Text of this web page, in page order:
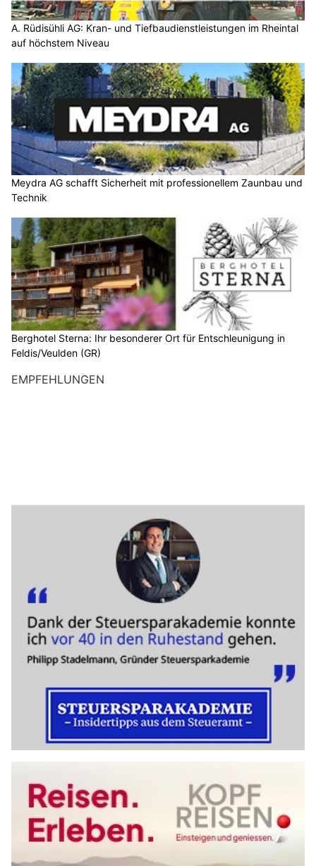
A. Rüdisühli AG: Kran- und Tiefbaudienstleistungen im Rheintal
auf höchstem Niveau
Meydra AG schafft Sicherheit mit professionellem Zaunbau und
Technik
Berghotel Sterna: Ihr besonderer Ort für Entschleunigung in
Feldis/Veulden (GR)
EMPFEHLUNGEN